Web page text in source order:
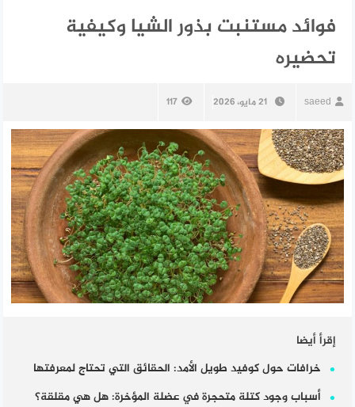
فوائد مستنبت بذور الشيا وكيفية
تحضيره
saeed 21 مايو، 2026 117
إقرأ أيضا
خرافات حول كوفيد طويل الأمد: الحقائق التي تحتاج لمعرفتها
أسباب وجود كتلة متحجرة في عضلة المؤخرة: هل هي مقلقة؟